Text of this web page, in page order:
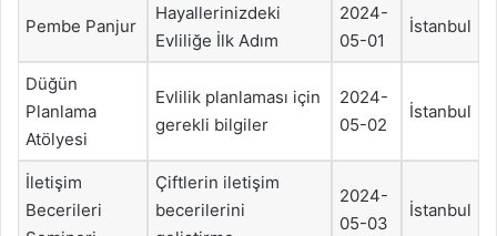
Pembe Panjur
Hayallerinizdeki
Evliliğe İlk Adım
2024-
05-01
İstanbul
Düğün
Planlama
Atölyesi
Evlilik planlaması için
gerekli bilgiler
2024-
05-02
İstanbul
İletişim
Becerileri
Çiftlerin iletişim
becerilerini
2024-
05-03
İstanbul